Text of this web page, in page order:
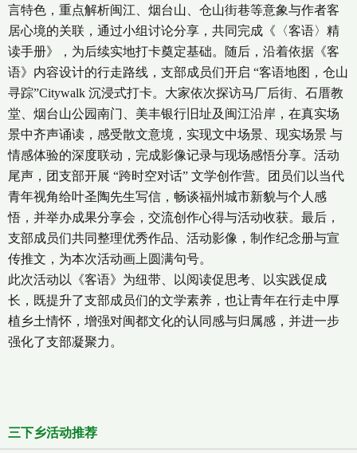
言特色，重点解析闽江、烟台山、仓山街巷等意象与作者客
居心境的关联，通过小组讨论分享，共同完成《〈客语〉精
读手册》，为后续实地打卡奠定基础。随后，沿着依据《客
语》内容设计的行走路线，支部成员们开启 “客语地图，仓山
寻踪”Citywalk 沉浸式打卡。大家依次探访马厂后街、石厝教
堂、烟台山公园南门、美丰银行旧址及闽江沿岸，在真实场
景中齐声诵读，感受散文意境，实现文中场景、现实场景 与
情感体验的深度联动，完成影像记录与现场感悟分享。活动
尾声，团支部开展 “跨时空对话” 文学创作营。团员们以当代
青年视角给叶圣陶先生写信，畅谈福州城市新貌与个人感
悟，并举办成果分享会，交流创作心得与活动收获。最后，
支部成员们共同整理优秀作品、活动影像，制作纪念册与宣
传推文，为本次活动画上圆满句号。
此次活动以《客语》为纽带、以阅读促思考、以实践促成
长，既提升了支部成员们的文学素养，也让青年在行走中厚
植乡土情怀，增强对闽都文化的认同感与归属感，并进一步
强化了支部凝聚力。
三下乡活动推荐